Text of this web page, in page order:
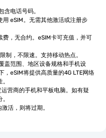
含电话号码。
用 eSIM。无需其他激活或注册步
，无合约。eSIM卡可充值，并可
制，不限速。支持移动热点。
盖范围、地区设备规格和手机设
，eSIM将提供高质量的4G LTE网络
营商的手机和平板电脑。如有疑
活，则将过期。